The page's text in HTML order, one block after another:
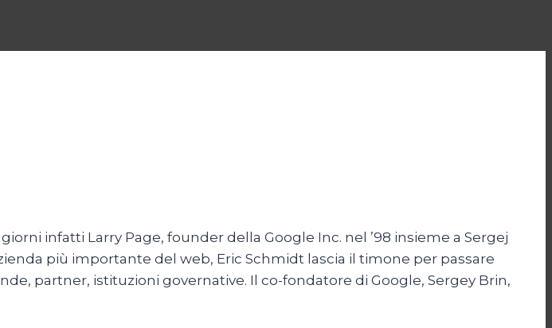
infatti Larry Page, founder della Google Inc. nel ’98 insieme a Sergej
più importante del web, Eric Schmidt lascia il timone per passare
partner, istituzioni governative. Il co-fondatore di Google, Sergey Brin,